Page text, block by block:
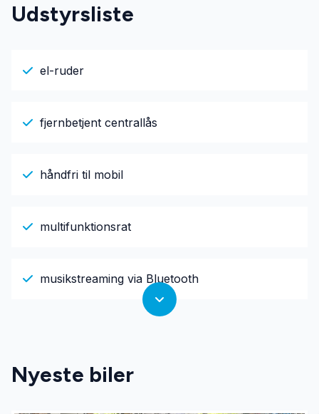
Udstyrsliste
el-ruder
fjernbetjent centrallås
håndfri til mobil
multifunktionsrat
musikstreaming via Bluetooth
Nyeste biler